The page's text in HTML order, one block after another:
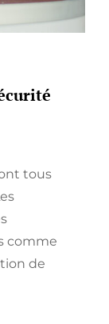
tous
comme
de